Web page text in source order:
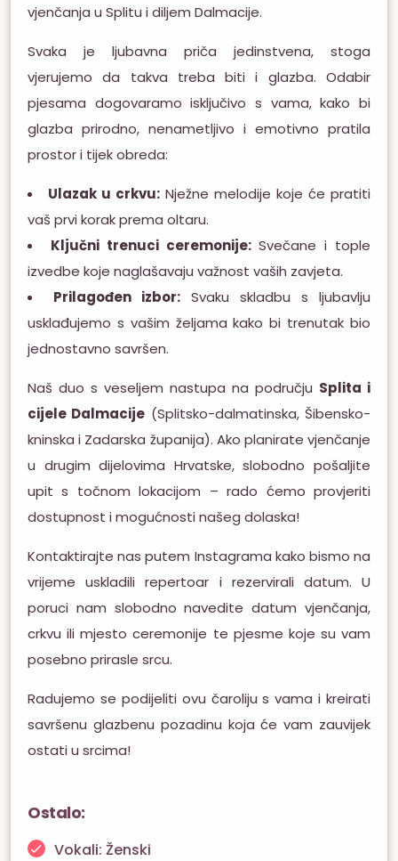
vjenčanja u Splitu i diljem Dalmacije.
Svaka je ljubavna priča jedinstvena, stoga
vjerujemo da takva treba biti i glazba. Odabir
pjesama dogovaramo isključivo s vama, kako bi
glazba prirodno, nenametljivo i emotivno pratila
prostor i tijek obreda:
Ulazak u crkvu: Nježne melodije koje će pratiti
vaš prvi korak prema oltaru.
Ključni trenuci ceremonije:Svečane i tople
izvedbe koje naglašavaju važnost vaših zavjeta.
Prilagođen izbor: Svaku skladbu s ljubavlju
usklađujemo s vašim željama kako bi trenutak bio
jednostavno savršen.
Naš duo s veseljem nastupa na području Splita i
cijele Dalmacije (Splitsko-dalmatinska, Šibensko-
kninska i Zadarska županija). Ako planirate vjenčanje
u drugim dijelovima Hrvatske, slobodno pošaljite
upit s točnom lokacijom – rado ćemo provjeriti
dostupnost i mogućnosti našeg dolaska!
Kontaktirajte nas putem Instagrama kako bismo na
vrijeme uskladili repertoar i rezervirali datum. U
poruci nam slobodno navedite datum vjenčanja,
crkvu ili mjesto ceremonije te pjesme koje su vam
posebno prirasle srcu.
Radujemo se podijeliti ovu čaroliju s vama i kreirati
savršenu glazbenu pozadinu koja će vam zauvijek
ostati u srcima!
Ostalo:
Vokali: Ženski